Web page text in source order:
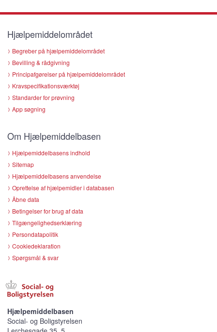
Hjælpemiddelområdet
Begreber på hjælpemiddelområdet
Bevilling & rådgivning
Principafgørelser på hjælpemiddelområdet
Kravspecifikationsværktøj
Standarder for prøvning
App søgning
Om Hjælpemiddelbasen
Hjælpemiddelbasens indhold
Sitemap
Hjælpemiddelbasens anvendelse
Oprettelse af hjælpemidler i databasen
Åbne data
Betingelser for brug af data
Tilgængelighedserklæring
Persondatapolitik
Cookiedeklaration
Spørgsmål & svar
Hjælpemiddelbasen
Social- og Boligstyrelsen